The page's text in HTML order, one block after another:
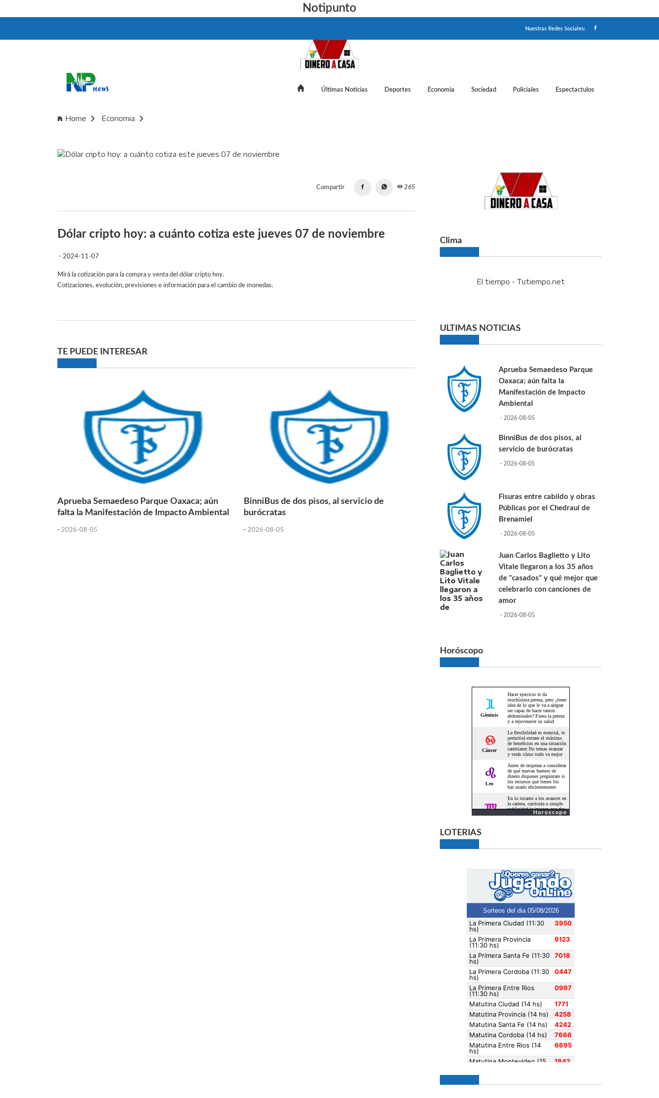
Notipunto
Nuestras Redes Sociales:
Últimas Noticias Deportes Economia Sociedad Policiales Espectactulos
Home Economia
Compartir 265
Dólar cripto hoy: a cuánto cotiza este jueves 07 de noviembre
- 2024-11-07
Mirá la cotización para la compra y venta del dólar cripto hoy.
Cotizaciones, evolución, previsiones e información para el cambio de monedas.
TE PUEDE INTERESAR
Aprueba Semaedeso Parque Oaxaca; aún
falta la Manifestación de Impacto Ambiental
- 2026-08-05
BinniBus de dos pisos, al servicio de
burócratas
- 2026-08-05
Clima
El tiempo - Tutiempo.net
ULTIMAS NOTICIAS
Aprueba Semaedeso Parque
Oaxaca; aún falta la
Manifestación de Impacto
Ambiental
- 2026-08-05
BinniBus de dos pisos, al
servicio de burócratas
- 2026-08-05
Fisuras entre cabildo y obras
Públicas por el Chedraui de
Brenamiel
- 2026-08-05
Juan Carlos Baglietto y Lito
Vitale llegaron a los 35 años
de "casados" y qué mejor que
celebrarlo con canciones de
amor
- 2026-08-05
Horóscopo
Horoscopo
LOTERIAS